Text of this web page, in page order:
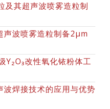
及其超声波喷雾造粒制
声波喷雾造粒制备2μm
Y₂O₃改性氧化铱粉体工
焊接技术的应用与优势